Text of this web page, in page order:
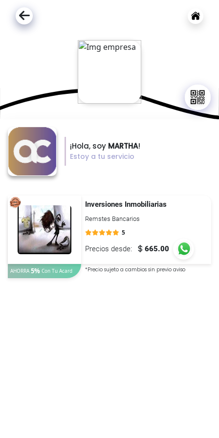
¡Hola, soy MARTHA!
Estoy a tu servicio
Inversiones Inmobiliarias
Remstes Bancarios
5
Precios desde: 665.00
AHORRA 5% Con Tu Acard *Precio sujeto a cambios sin previo aviso